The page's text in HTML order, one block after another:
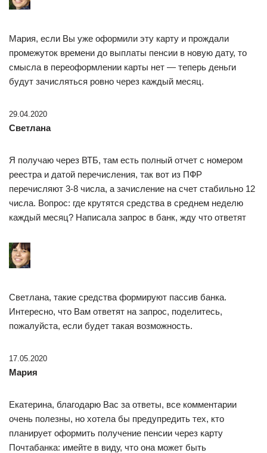
Мария, если Вы уже оформили эту карту и прождали
промежуток времени до выплаты пенсии в новую дату, то
смысла в переоформлении карты нет — теперь деньги
будут зачисляться ровно через каждый месяц.
29.04.2020
Светлана
Я получаю через ВТБ, там есть полный отчет с номером
реестра и датой перечисления, так вот из ПФР
перечисляют 3-8 числа, а зачисление на счет стабильно 12
числа. Вопрос: где крутятся средства в среднем неделю
каждый месяц? Написала запрос в банк, жду что ответят
Светлана, такие средства формируют пассив банка.
Интересно, что Вам ответят на запрос, поделитесь,
пожалуйста, если будет такая возможность.
17.05.2020
Мария
Екатерина, благодарю Вас за ответы, все комментарии
очень полезны, но хотела бы предупредить тех, кто
планирует оформить получение пенсии через карту
Почтабанка: имейте в виду, что она может быть